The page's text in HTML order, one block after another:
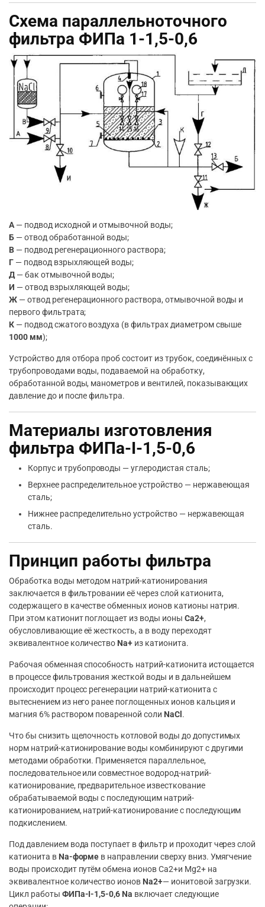
Схема параллельноточного
фильтра ФИПа 1-1,5-0,6
А— подвод исходной и отмывочной воды;
Б— отвод обработанной воды;
В— подвод регенерационного раствора;
Г— подвод взрыхляющей воды;
Д— бак отмывочной воды;
И — отвод взрыхляющей воды;
Ж— отвод регенерационного раствора, отмывочной воды и
первого фильтрата;
К— подвод сжатого воздуха (в фильтрах диаметром свыше
1000 мм);
Устройство для отбора проб состоит из трубок, соединённых с
трубопроводами воды, подаваемой на обработку,
обработанной воды, манометров и вентилей, показывающих
давление до и после фильтра.
Материалы изготовления
фильтра ФИПа-I-1,5-0,6
Корпус и трубопроводы — углеродистая сталь;
Верхнее распределительное устройство — нержавеющая
сталь;
Нижнее распределительно устройство — нержавеющая
сталь.
Принцип работы фильтра
Обработка воды методом натрий-катионирования
заключается в фильтровании её через слой катионита,
содержащего в качестве обменных ионов катионы натрия.
При этом катионит поглощает из воды ионы Ca2+,
обусловливающие её жесткость, а в воду переходят
эквивалентное количество Na+ из катионита.
Рабочая обменная способность натрий-катионита истощается
в процессе фильтрования жесткой воды и в дальнейшем
происходит процесс регенерации натрий-катионита с
вытеснением из него ранее поглощенных ионов кальция и
магния 6% раствором поваренной соли NaCl .
Что бы снизить щелочность котловой воды до допустимых
норм натрий-катионирование воды комбинируют с другими
методами обработки. Применяется параллельное,
последовательное или совместное водород-натрий-
катионирование, предварительное известкование
обрабатываемой воды с последующим натрий-
катионированием, натрий-катионирование с последующим
подкислением.
Под давлением вода поступает в фильтр и проходит через слой
катионита в Na-форме в направлении сверху вниз. Умягчение
воды происходит путём обмена ионов Ca2+и Mg2+ на
эквивалентное количество ионов Na2+— ионитовой загрузки.
Цикл работы ФИПа-I-1,5-0,6 Na включает следующие